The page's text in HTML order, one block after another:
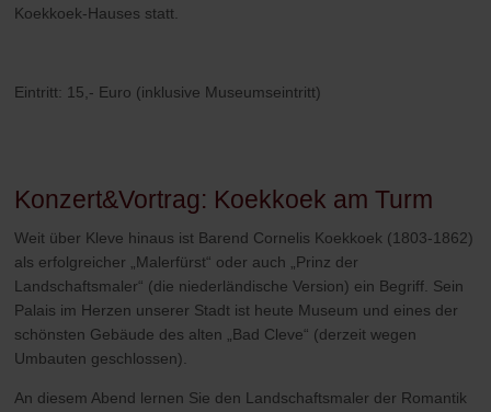
Koekkoek-Hauses statt.
Eintritt: 15,- Euro (inklusive Museumseintritt)
Konzert&Vortrag: Koekkoek am Turm
Weit über Kleve hinaus ist Barend Cornelis Koekkoek (1803-1862)
als erfolgreicher „Malerfürst“ oder auch „Prinz der
Landschaftsmaler“ (die niederländische Version) ein Begriff. Sein
Palais im Herzen unserer Stadt ist heute Museum und eines der
schönsten Gebäude des alten „Bad Cleve“ (derzeit wegen
Umbauten geschlossen).
An diesem Abend lernen Sie den Landschaftsmaler der Romantik